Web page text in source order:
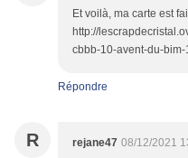
Et voilà, ma carte est
http://
cbbb-10-avent-du-
Répondre
R rejane47 08/12/2021